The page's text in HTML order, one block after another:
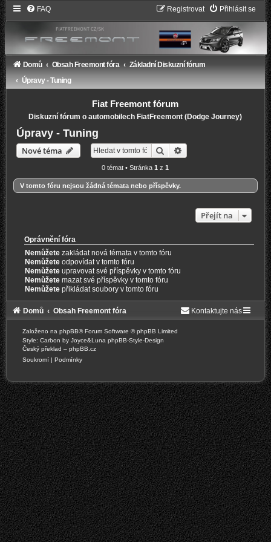
FAQ Přihlásit se
Registrovat
Domů Obsah Freemont fóra
Základní Diskuzní fórum
Úpravy - Tuning
Fiat Freemont fórum
Diskuzní fórum o automobilech FiatFreemont (Dodge Journey)
Úpravy - Tuning
Nové téma Hledat
0 témat • Stránka1 z1
V tomto fóru nejsou žádná témata nebo příspěvky.
Přejít na
Oprávnění fóra
Nemůžete zakládat nová témata v tomto fóru
Nemůžete odpovídat v tomto fóru
Nemůžete upravovat své příspěvky v tomto fóru
Nemůžete mazat své příspěvky v tomto fóru
Nemůžete přikládat soubory v tomto fóru
Domů Obsah Freemont fóra Kontaktujte nás
Založeno na phpBB® Forum Software © phpBB Limited
Style: Carbon by Joyce&Luna phpBB-Style-Design
Český překlad – phpBB.cz
Soukromí | Podmínky